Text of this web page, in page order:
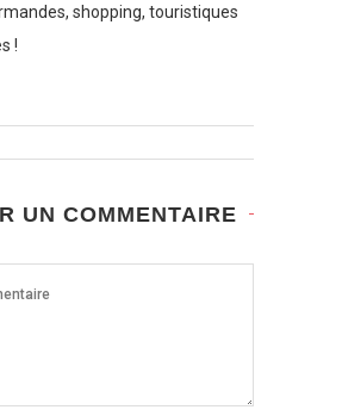
shopping, touristiques
!
UN COMMENTAIRE